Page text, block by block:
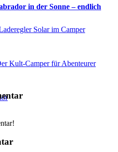
Solar im Camper
Kult-Camper für Abenteurer
in der Sonne – endlich